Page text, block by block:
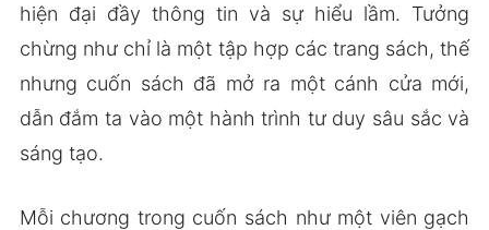
hiện đại đầy thông tin và sự hiểu lầm. Tưởng
chừng như chỉ là một tập hợp các trang sách, thế
nhưng cuốn sách đã mở ra một cánh cửa mới,
dẫn đắm ta vào một hành trình tư duy sâu sắc và
sáng tạo.
Mỗi chương trong cuốn sách như một viên gạch